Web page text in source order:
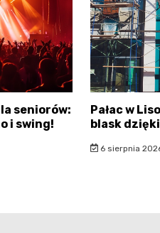
seniorów:
i swing!
Pałac w
blask
6 sierpnia